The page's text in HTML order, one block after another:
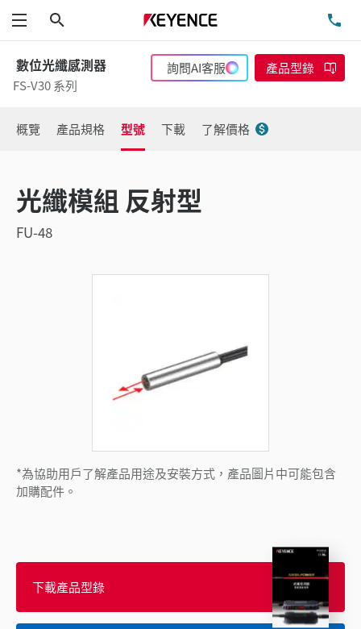
功能表
數位光纖感測器
FS-V30 系列
詢問AI客服 產品型錄
概覽 產品規格 型號 下載 了解價格
光纖模組 反射型
FU-48
*為協助用戶了解產品用途及安裝方式，產品圖片中可能包含
加購配件。
下載產品型錄